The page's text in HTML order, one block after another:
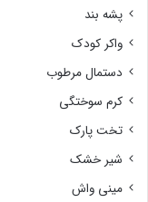
پشه بند
واکر کودک
دستمال مرطوب
کرم سوختگی
تخت پارک
شیر خشک
مینی واش